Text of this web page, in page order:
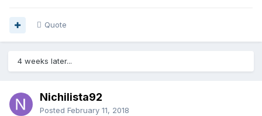
Quote
4 weeks later...
Nichilista92
Posted February 11, 2018